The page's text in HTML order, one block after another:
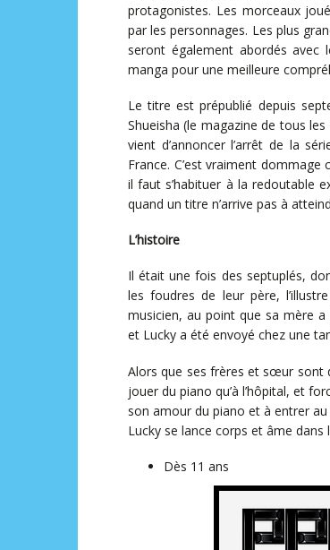
protagonistes. Les morceaux
par les personnages. Les plus
seront également abordés avec
manga pour une meilleure
Le titre est prépublié depuis
Shueisha (le magazine de tous
vient d’annoncer l’arrêt de la
France. C’est vraiment
il faut s’habituer à la redoutable
quand un titre n’arrive pas à
L’histoire
Il était une fois des septuplés,
les foudres de leur père,
musicien, au point que sa mère
et Lucky a été envoyé chez une
Alors que ses frères et sœur sont
jouer du piano qu’à l’hôpital, et
son amour du piano et à entrer
Lucky se lance corps et âme dans
Dès 11 ans